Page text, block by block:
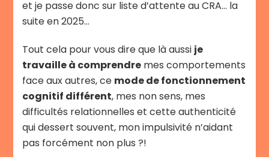
et je passe donc sur liste d’attente au CRA… la
suite en 2025…
Tout cela pour vous dire que là aussi je
travaille à comprendre mes comportements
face aux autres, ce mode de fonctionnement
cognitif différent, mes non sens, mes
difficultés relationnelles et cette authenticité
qui dessert souvent, mon impulsivité n’aidant
pas forcément non plus ?!